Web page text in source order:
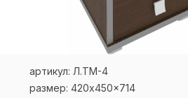
артикул: Л.ТМ-4
размер: 420x450x714